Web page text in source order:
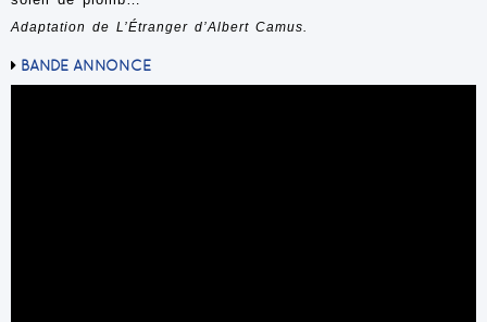
Adaptation de L’Étranger d’Albert Camus.
BANDE ANNONCE